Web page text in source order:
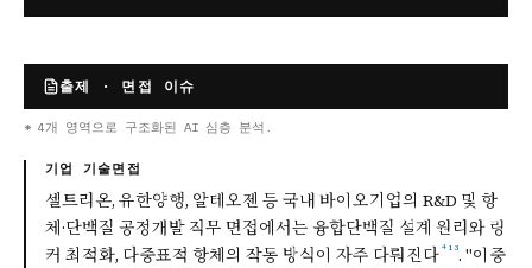
출제 · 면접 이슈
* 4개 영역으로 구조화된 AI 심층 분석.
기업 기술면접
셀트리온, 유한양행, 알테오젠 등 국내 바이오기업의 R&D 및 항
체·단백질 공정개발 직무 면접에서는 융합단백질 설계 원리와 링
커 최적화, 다중표적 항체의 작동 방식이 자주 다뤄진다⁴¹³. "이중